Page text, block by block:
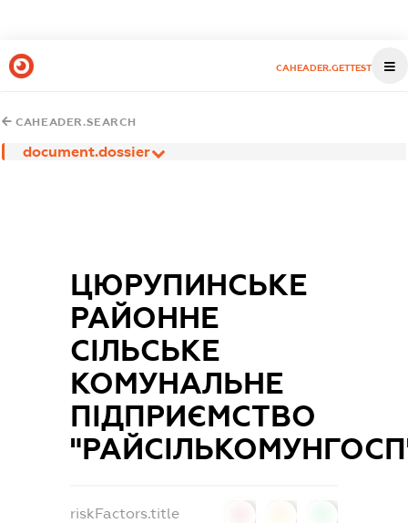
CAHEADER.GETTEST
CAHEADER.SEARCH
document.dossier
ЦЮРУПИНСЬКЕ
РАЙОННЕ
СІЛЬСЬКЕ
КОМУНАЛЬНЕ
ПІДПРИЄМСТВО
riskFactors.title